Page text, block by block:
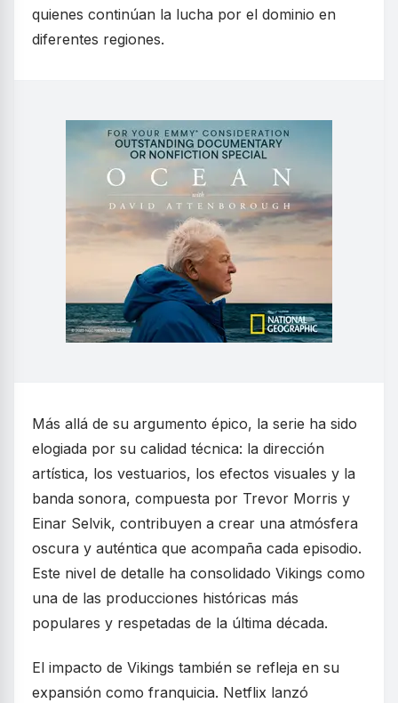
quienes continúan la lucha por el dominio en
diferentes regiones.
Más allá de su argumento épico, la serie ha sido
elogiada por su calidad técnica: la dirección
artística, los vestuarios, los efectos visuales y la
banda sonora, compuesta por Trevor Morris y
Einar Selvik, contribuyen a crear una atmósfera
oscura y auténtica que acompaña cada episodio.
Este nivel de detalle ha consolidado Vikings como
una de las producciones históricas más
populares y respetadas de la última década.
El impacto de Vikings también se refleja en su
expansión como franquicia. Netflix lanzó